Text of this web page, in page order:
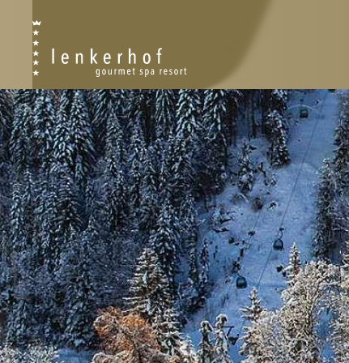
RESORT
RESORT PLAN
PHILOSOPHIE
GESCHICHTE
NACHHALTIGKEIT
AWARDS